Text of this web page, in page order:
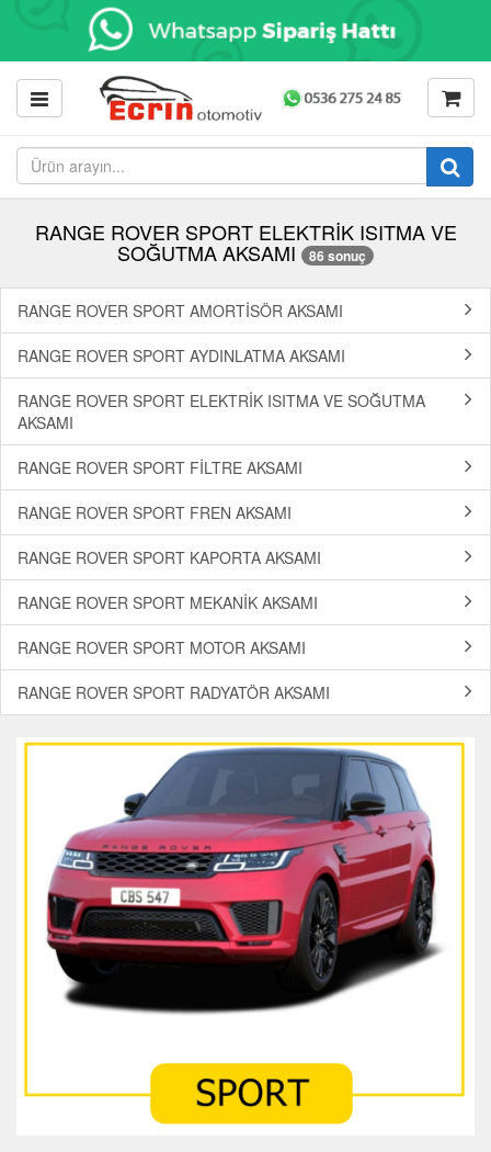
RANGE ROVER SPORT ELEKTRİK ISITMA VE
SOĞUTMA AKSAMI 86 sonuç
RANGE ROVER SPORT AMORTİSÖR AKSAMI
RANGE ROVER SPORT AYDINLATMA AKSAMI
RANGE ROVER SPORT ELEKTRİK ISITMA VE SOĞUTMA
AKSAMI
RANGE ROVER SPORT FİLTRE AKSAMI
RANGE ROVER SPORT FREN AKSAMI
RANGE ROVER SPORT KAPORTA AKSAMI
RANGE ROVER SPORT MEKANİK AKSAMI
RANGE ROVER SPORT MOTOR AKSAMI
RANGE ROVER SPORT RADYATÖR AKSAMI